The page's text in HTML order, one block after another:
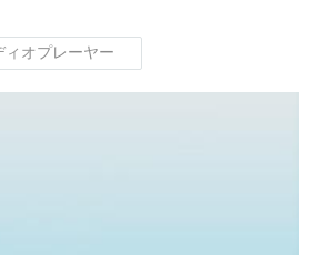
ィオプレーヤー